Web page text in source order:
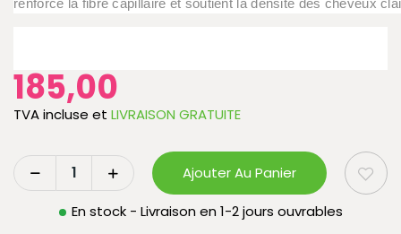
185,00
TVA incluse et LIVRAISON GRATUITE
Ajouter Au Panier
En stock - Livraison en 1-2 jours ouvrables